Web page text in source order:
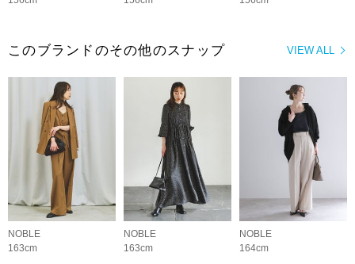
VIEW ALL
このブランドのその他のスナップ
NOBLE
163cm
NOBLE
163cm
NOBLE
164cm